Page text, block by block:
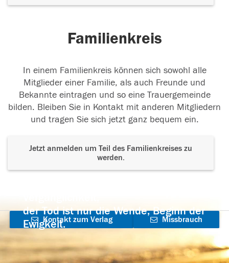
Familienkreis
In einem Familienkreis können sich sowohl alle
Mitglieder einer Familie, als auch Freunde und
Bekannte eintragen und so eine Trauergemeinde
bilden. Bleiben Sie in Kontakt mit anderen Mitgliedern
und tragen Sie sich jetzt ganz bequem ein.
Jetzt anmelden um Teil des Familienkreises zu
werden.
der Tod ist nur die Wende, Beginn der
Ewigkeit.
Kontakt zum Verlag
aufnehmen
Missbrauch